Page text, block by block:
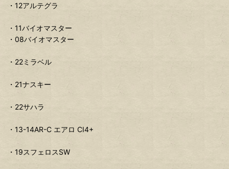
・12アルテグラ
・11バイオマスター
・08バイオマスター
・22ミラベル
・21ナスキー
・22サハラ
・13-14AR-C エアロ CI4+
・19スフェロスSW